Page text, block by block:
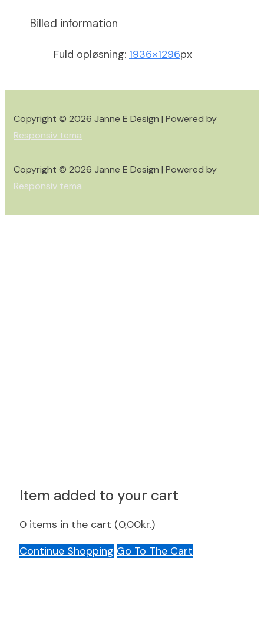
Billed information
Fuld opløsning: 1936×1296px
Copyright © 2026 Janne E Design | Powered by
Responsiv tema
Copyright © 2026 Janne E Design | Powered by
Responsiv tema
Item added to your cart
0 items in the cart (0,00kr.)
Continue Shopping Go To The Cart